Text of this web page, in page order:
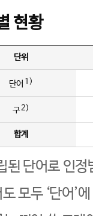
현황
단위
단어 1)
구2)
합계
된 단어로 인정
모두 ‘단어’